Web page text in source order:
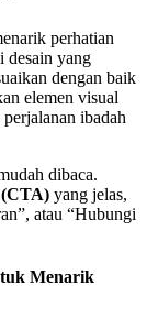
perhatian
desain yang
dengan baik
elemen visual
ibadah
dibaca.
yang jelas,
atau “Hubungi
Menarik